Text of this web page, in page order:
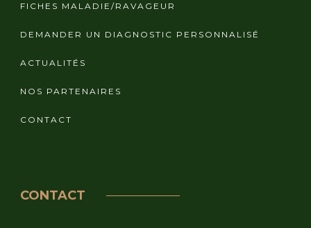
FICHES MALADIE/RAVAGEUR
DEMANDER UN DIAGNOSTIC PERSONNALISÉ
ACTUALITÉS
NOS PARTENAIRES
CONTACT
CONTACT